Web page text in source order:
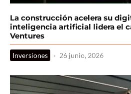
La construcción acelera su
inteligencia artificial lidera el
Ventures
Inversiones · 26 junio, 2026